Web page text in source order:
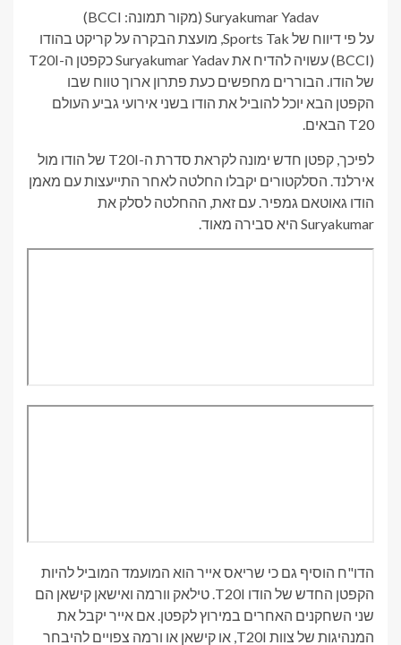
Suryakumar Yadav (מקור תמונה: BCCI)
על פי דיווח של Sports Tak, מועצת הבקרה על קריקט בהודו
(BCCI) עשויה להדיח את Suryakumar Yadav כקפטן ה-T20I
של הודו. הבוררים מחפשים כעת פתרון ארוך טווח שבו
הקפטן הבא יוכל להוביל את הודו בשני אירועי גביע העולם
T20 הבאים.
לפיכך, קפטן חדש ימונה לקראת סדרת ה-T20I של הודו מול
אירלנד. הסלקטורים יקבלו החלטה לאחר התייעצות עם מאמן
הודו גאוטאם גמפיר. עם זאת, ההחלטה לסלק את
Suryakumar היא סבירה מאוד.
הדו"ח הוסיף גם כי שריאס אייר הוא המועמד המוביל להיות
הקפטן החדש של הודו T20I. טילאק וורמה ואישאן קישאן הם
שני השחקנים האחרים במירוץ לקפטן. אם אייר יקבל את
המנהיגות של צוות T20I, או קישאן או ורמה צפויים להיבחר